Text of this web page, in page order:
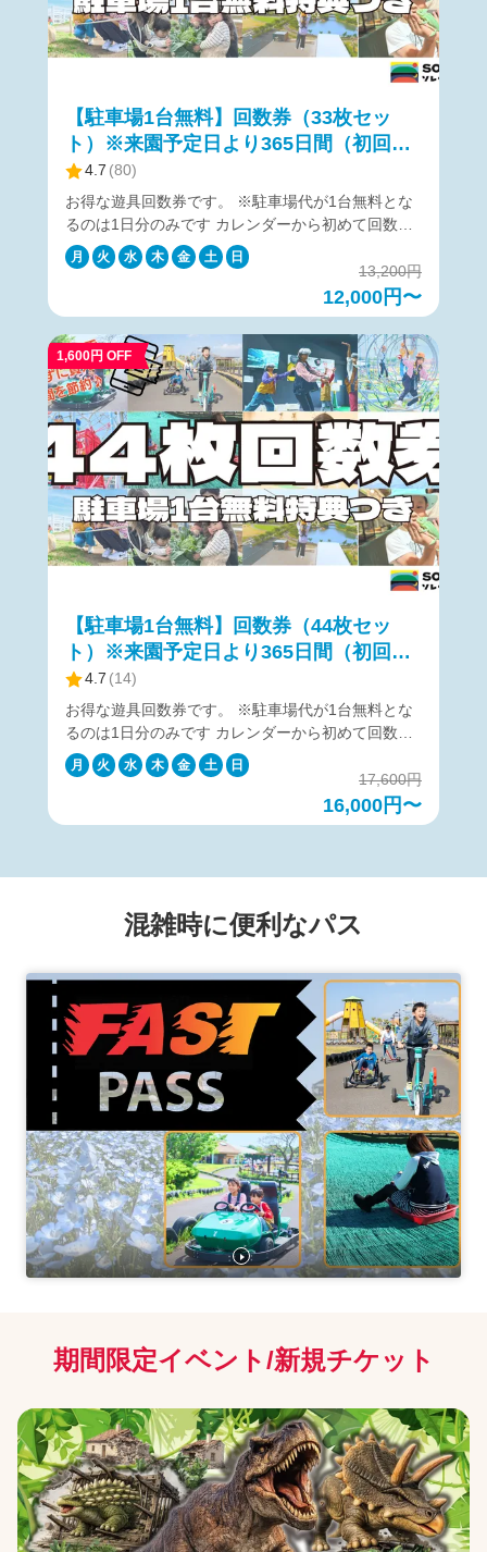
行ってください。 【回数券の注意事項】 初回利用
開始後の回数券の有効期間は180日間となります。
【駐車場1台無料】回数券（33枚セッ
ト）※来園予定日より365日間（初回利
用開始から180日間）有効
4.7 (80)
お得な遊具回数券です。 ※駐車場代が1台無料とな
るのは1日分のみです カレンダーから初めて回数券
を利用する日（来園予定日）を選んで購入くださ
い。 利用開始後の回数券の有効期間は180日間で
望の遊具項目のホームページをご確認ください。
https://soleil-park.jp/category/play ▼アトラクション
別回数券利用枚数一覧▼ https://ticket.soleil-
park.jp/article/attractions 【購入に関して】 カレン
ダーより来園予定日を指定して購入ください。 来園
予定日当日に利用できなかった場合でも、来園予定
日から365日後までチケットは有効です。 チケット
の購入をキャンセルしたい場合は、来園予定日当日
の18:00まで無料でキャンセルが可能です。 キャン
セルは、購入後に届くメールの「マイページ」から
行ってください。 【回数券の注意事項】 初回利用
開始後（駐車券含む）の回数券の有効期間は180日
月 火 水 木 金 土 日
13,200円
12,000円〜
1,600円 OFF
【駐車場1台無料】回数券（44枚セッ
ト）※来園予定日より365日間（初回利
用開始から180日間）有効
4.7 (14)
お得な遊具回数券です。 ※駐車場代が1台無料とな
るのは1日分のみです カレンダーから初めて回数券
を利用する日（来園予定日）を選んで購入くださ
い。 利用開始後の回数券の有効期間は180日間で
望の遊具項目のホームページをご確認ください。
ダーより来園予定日を指定して購入ください。 来園
予定日当日に利用できなかった場合でも、来園予定
の購入をキャンセルしたい場合は、来園予定日当日
の18:00まで無料でキャンセルが可能です。 キャン
セルは、購入後に届くメールの「マイページ」から
行ってください。 【回数券の注意事項】 初回利用
開始後（駐車券含む）の回数券の有効期間は180日
間となります。
月 火 水 木 金 土 日
17,600円
16,000円〜
混雑時に便利なパス
期間限定イベント/新規チケット